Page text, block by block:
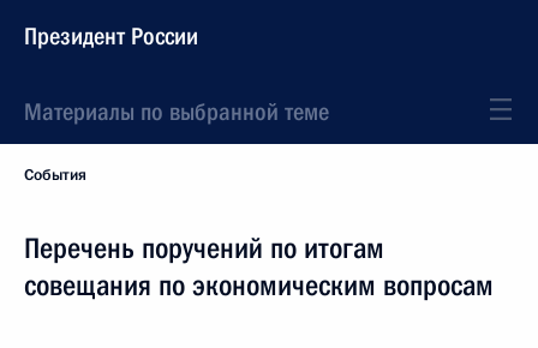
Президент России
Материалы по выбранной теме
События
Перечень поручений по итогам
совещания по экономическим вопросам